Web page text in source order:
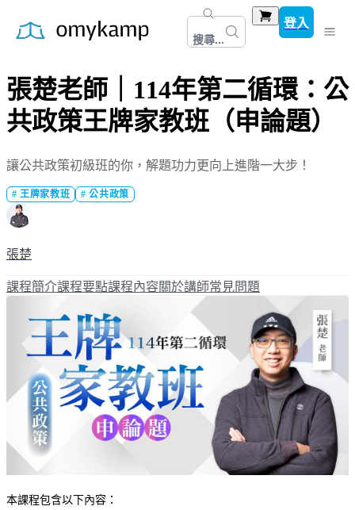
搜尋...
登入
張楚老師｜114年第二循環：公
共政策王牌家教班（申論題）
讓公共政策初級班的你，解題功力更向上進階一大步！
#王牌家教班 #公共政策
張楚
課程簡介課程要點課程內容關於講師常見問題
本課程包含以下內容：